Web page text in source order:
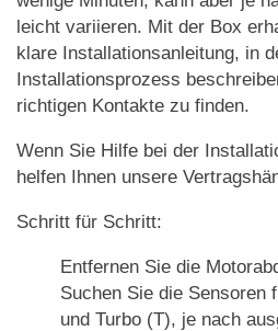
leicht variieren. Mit der Box
klare Installationsanleitung, in
Installationsprozess
richtigen Kontakte zu finden.
Wenn Sie Hilfe bei der
helfen Ihnen unsere
Schritt für Schritt:
Entfernen Sie die
Suchen Sie die Sensoren
und Turbo (T), je nach